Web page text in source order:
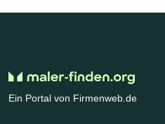
Ein Portal von Firmenweb.de